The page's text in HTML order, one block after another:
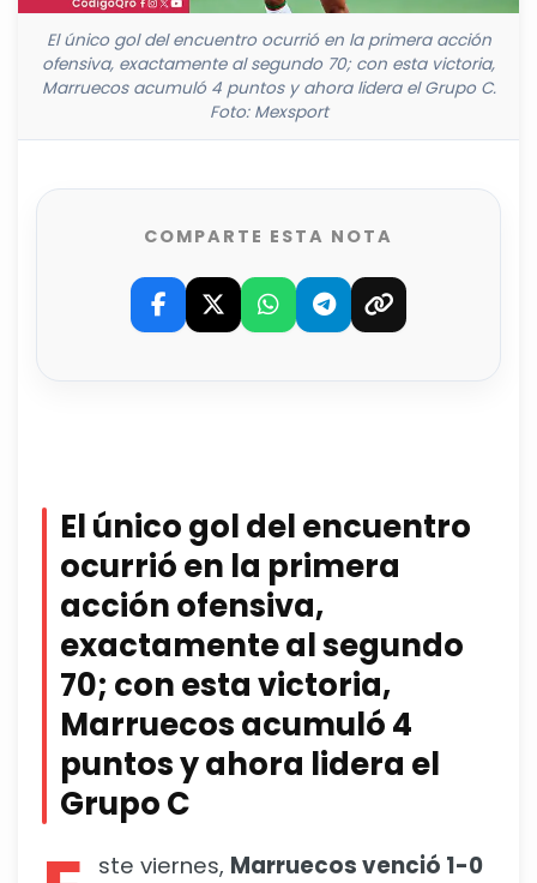
El único gol del encuentro ocurrió en la primera acción
ofensiva, exactamente al segundo 70; con esta victoria,
Marruecos acumuló 4 puntos y ahora lidera el Grupo C.
Foto: Mexsport
COMPARTE ESTA NOTA
El único gol del encuentro
ocurrió en la primera
acción ofensiva,
exactamente al segundo
70; con esta victoria,
Marruecos acumuló 4
puntos y ahora lidera el
Grupo C
ste viernes, Marruecos venció 1-0